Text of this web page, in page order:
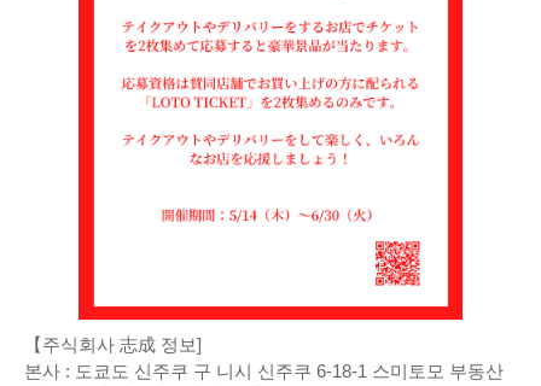
【주식회사 志成 정보]
본사 : 도쿄도 신주쿠 구 니시 신주쿠 6-18-1 스미토모 부동산